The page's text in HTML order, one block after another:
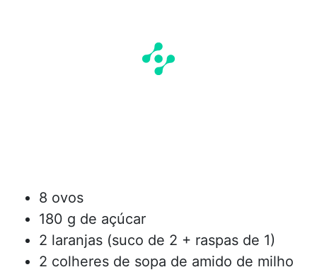
8 ovos
180 g de açúcar
2 laranjas (suco de 2 + raspas de 1)
2 colheres de sopa de amido de milho